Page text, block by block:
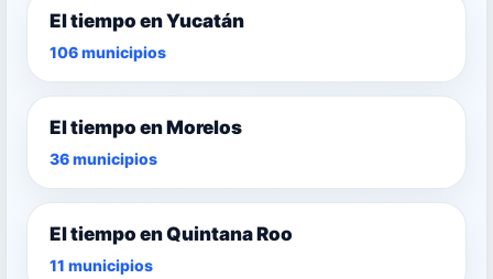
El tiempo en Yucatán
106 municipios
El tiempo en Morelos
36 municipios
El tiempo en Quintana Roo
11 municipios